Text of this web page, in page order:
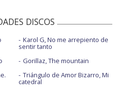
DISCOS
Karol G, No me arrepiento de
sentir tanto
Gorillaz, The mountain
Triángulo de Amor Bizarro, Mi
catedral